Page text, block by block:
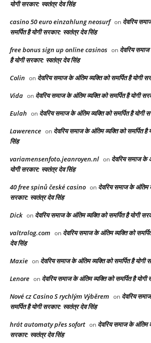
योगी सरकार: स्वतंत्र देव सिंह
casino 50 euro einzahlung neosurf on देवरिय
समर्पित है योगी सरकार: स्वतंत्र देव सिंह
free bonus sign up online casinos on देवरिय समाज
है योगी सरकार: स्वतंत्र देव सिंह
Colin on देवरिय समाज के अंतिम व्यक्ति को समर्पित है योगी
Vida on देवरिय समाज के अंतिम व्यक्ति को समर्पित है योगी
Eulah on देवरिय समाज के अंतिम व्यक्ति को समर्पित है योगी
Lawerence on देवरिय समाज के अंतिम व्यक्ति को समर्पित है
सिंह
variamensenfoto.jeanroyen.nl on देवरिय समाज के
योगी सरकार: स्वतंत्र देव सिंह
40 free spinů české casino on देवरिय समाज के अंतिम
सरकार: स्वतंत्र देव सिंह
Dick on देवरिय समाज के अंतिम व्यक्ति को समर्पित है योगी
valtralog.com on देवरिय समाज के अंतिम व्यक्ति को
देव सिंह
Maxie on देवरिय समाज के अंतिम व्यक्ति को समर्पित है योगी
Lenore on देवरिय समाज के अंतिम व्यक्ति को समर्पित है
Nové cz Casino S rychlým Výběrem on देवरिय
समर्पित है योगी सरकार: स्वतंत्र देव सिंह
hrát automaty přes sofort on देवरिय समाज के अंतिम
सरकार: स्वतंत्र देव सिंह